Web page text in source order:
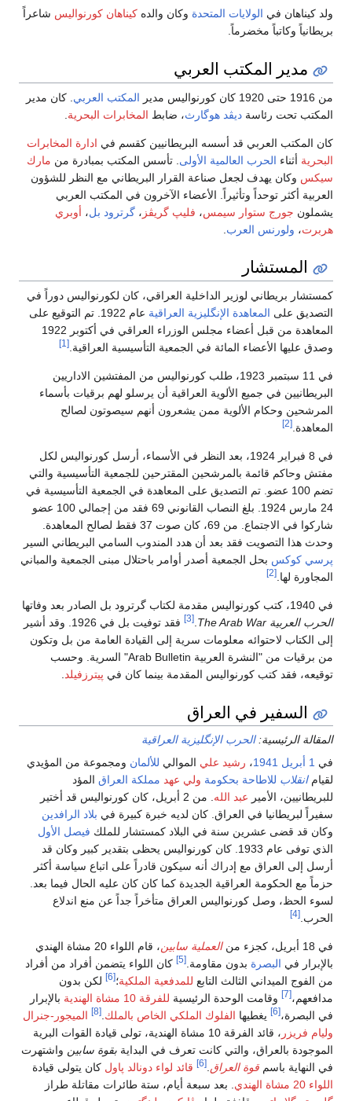
ولد كيناهان في الولايات المتحدة وكان والده كيناهان كورنواليس شاعراً
بريطانياً وكاتباً مخضرماً.
مدير المكتب العربي
من 1916 حتى 1920 كان كورنواليس مدير المكتب العربي . كان مدير
المكتب تحت رئاسة ديڤد هوگارث، ضابط المخابرات البحرية
كان المكتب العربي قد أسسه البريطانيين كقسم في ادارة المخابرات
البحرية أثناء الحرب العالمية الأولى . تأسس المكتب بمبادرة من مارك
سيكس وكان يهدف لجعل صناعة القرار البريطاني مع النظر للشؤون
العربية أكثر توحداً وتأثيراً. الأعضاء الآخرون في المكتب العربي
يشملون جورج ستوار سيمس، فليپ گريڤز ، گرترود بل، أوبري
هربرت، ولورنس العرب
المستشار
كمستشار بريطاني لوزير الداخلية العراقي، كان لكورنواليس دوراً في
التصديق على المعاهدة الإنگليزية العراقية
عام 1922. تم التوقيع على
المعاهدة من قبل أعضاء مجلس الوزراء العراقي في أكتوبر 1922
وصدق عليها الأعضاء المائة في الجمعية التأسيسية العراقية. [1]
في 11 سبتمبر 1923، طلب كورنواليس من المفتشين الاداريين
البريطانيين في جميع الألوية العراقية أن يرسلو لهم برقيات بأسماء
المرشحين وحكام الألوية ممن يشعرون أنهم سيصوتون لصالح
المعاهدة. [2]
في 8 فبراير 1924، بعد النظر في الأسماء، أرسل كورنواليس لكل
مفتش وحاكم قائمة بالمرشحين المقترحين للجمعية التأسيسية والتي
تضم 100 عضو. تم التصديق على المعاهدة في الجمعية التأسيسية في
24 مارس 1924. بلغ النصاب القانوني 69 فقد من إجمالي 100 عضو
شاركوا في الاجتماع. من 69، كان صوت 37 فقط لصالح المعاهدة.
وحدث هذا التصويت فقد بعد أن هدد المندوب السامي البريطاني السير
پرسي كوكس بحل الجمعية أصدر أوامر باحتلال مبنى الجمعية والمباني
المجاورة لها. [2]
في 1940، كتب كورنواليس مقدمة لكتاب گرترود بل الصادر بعد وفاتها
الحرب العربية The Arab War
[3]
فقد توفيت بل في 1926. وقد أشير
إلى الكتاب لاحتوائه معلومات سرية إلى القيادة العامة من بل وتكون
من برقيات من "النشرة العربية Arab Bulletin" السرية. وحسب
توقيعه، فقد كتب كورنواليس المقدمة بينما كان في پيترزفيلد
السفير في العراق
المقالة الرئيسية: الحرب الإنگليزية العراقية
في 1 أبريل 1941، رشيد علي الموالي للألمان ومجموعة من المؤيدي
لقيام انقلاب للاطاحة بحكومة ولي عهد مملكة العراق المؤد
للبريطانيين، الأمير عبد الله
. من 2 أبريل، كان كورنواليس قد أختير
سفيراً لبريطانيا في العراق. كان لديه خبرة كبيرة في بلاد الرافدين
وكان قد قضى عشرين سنة في البلاد كمستشار للملك فيصل الأول
الذي توفى عام 1933. كان كورنواليس يحظى بتقدير كبير وكان قد
أرسل إلى العراق مع إدراك أنه سيكون قادراً على اتباع سياسة أكثر
حزماً مع الحكومة العراقية الجديدة كما كان كان عليه الحال فيما بعد.
لسوء الحظ، وصل كورنواليس العراق متأخراً جداً عن منع اندلاع
الحرب. [4]
في 18 أبريل، كجزء من العملية سابين
، قام اللواء 20 مشاة الهندي
بالإبرار في البصرة بدون مقاومة. [5]
كان اللواء يتضمن أفراد من أفراد
من الفوج الميداني الثالث التابع للمدفعية الملكية؛[6]
لكن بدون
مدافعهم،[7] وقامت الوحدة الرئيسية للفرقة 10 مشاة الهندية
بالإبرار
في البصرة،[6] يغطيها الفلوك الملكي الخاص بالملك [8]
الميجور-جنرال
وليام فريزر
، قائد الفرقة 10 مشاة الهندية، تولى قيادة القوات البرية
الموجودة بالعراق، والتي كانت تعرف في البداية بقوة سابين واشتهرت
في النهاية باسم قوة العراق [6] قائد لواء دونالد پاول كان يتولى قيادة
اللواء 20 مشاة الهندي
. بعد سبعة أيام، ستة طائرات مقاتلة طراز